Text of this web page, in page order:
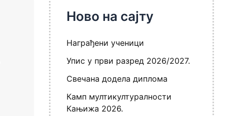
Ново на сајту
Награђени ученици
Упис у први разред 2026/2027.
Свечана додела диплома
Камп мултикултуралности
Кањижа 2026.